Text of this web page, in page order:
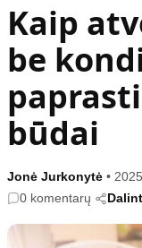
Gyvenimas
Įdomybės
Mada
Mokslas
Namai ir interjeras
Populiaru
Kaip
be
būdai
Jonė Jurkonytė •
0 komentarų